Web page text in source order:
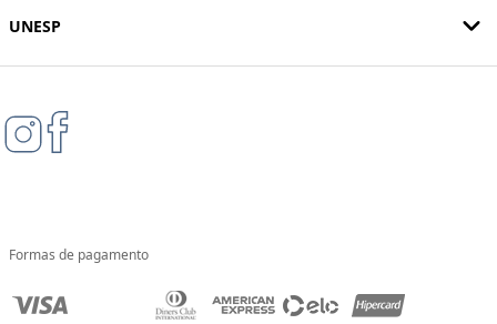
UNESP
Formas de pagamento